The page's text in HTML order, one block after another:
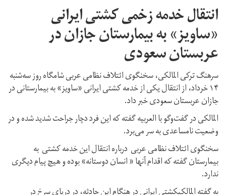
انتقال خدمه زخمی کشتی ایرانی
«ساویز» به بیمارستان جازان در
عربستان سعودی
سرهنگ ترکی المالکی، سخنگوی ائتلاف نظامی عربی شامگاه روز سه‌شنبه
۱۴ خرداد، از انتقال یکی از خدمه کشتی ایرانی «ساویز» به بیمارستانی در
جازان عربستان سعودی خبر داد.
المالکی در گفت‌وگو با العربیه گفته که این فرد دچار جراحت شدید شده و در
وضعیت نامساعدی به سر می‌برد.
سخنگوی ائتلاف نظامی عربی درباره انتقال این خدمه کشتی به
بیمارستان گفته که اقدام آنها « انسان دوستانه» بوده و هیچ پیام دیگری
ندارد.